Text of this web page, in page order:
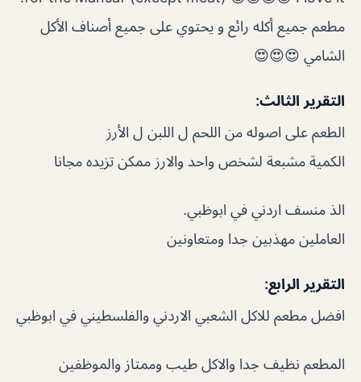
مطعم جميع أكله رائع و يحتوي على جميع أصناف الأكل
الشامي 😍😍😍
التقرير الثالث:
الطعم على اصوله من اللحم ل اللبن ل الأرز
الكمية مشبعة لشخص واحد والارز ممكن تزيده مجانا
الذ منسف اردني في ابوظبي.
العاملين مهذبين جدا ومتعاونين
التقرير الرابع:
افضل مطعم للاكل الشعبي الاردني والفلسطيني في ابوظبي
المطعم نظيف جدا والاكل طيب وممتاز والموظفين